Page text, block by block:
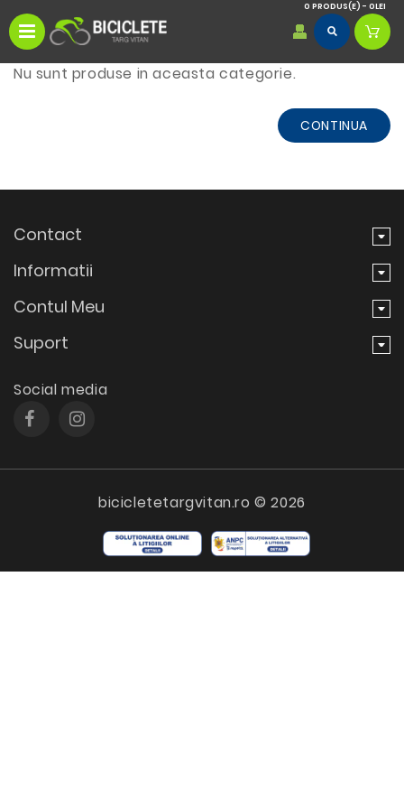
0 PRODUS(E) - 0LEI
Nu sunt produse in aceasta categorie.
CONTINUA
Contact
Informatii
Contul Meu
Suport
Social media
bicicletetargvitan.ro © 2026